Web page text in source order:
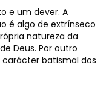
e um dever. A
é algo de extrínseco
natureza da
Deus. Por outro
batismal dos